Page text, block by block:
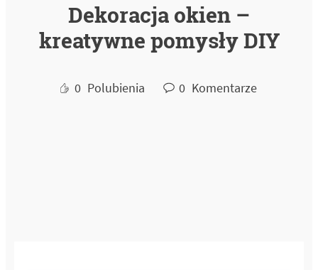
Dekoracja okien –
kreatywne pomysły DIY
0 Polubienia 0 Komentarze